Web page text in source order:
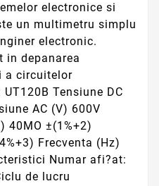
electronice si
un multimetru simplu
electronic.
depanarea
a circuitelor
Tensiune DC
AC (V) 600V
40MO ±(1%+2)
Frecventa (Hz)
Numar afi?at:
de lucru